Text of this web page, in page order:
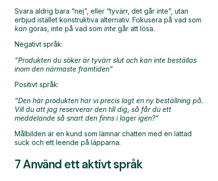
Svara aldrig bara “nej”, eller “tyvärr, det går inte”, utan
erbjud istället konstruktiva alternativ. Fokusera på vad som
kan göras, inte på vad som inte går att lösa.
Negativt språk:
”Produkten du söker är tyvärr slut och kan inte beställas
inom den närmaste framtiden”
Positivt språk:
”Den här produkten har vi precis lagt en ny beställning på.
Vill du att jag reserverar den till dig, så får du ett
meddelande så snart den finns i lager igen?”
Målbilden är en kund som lämnar chatten med en lättad
suck och ett leende på läpparna.
7 Använd ett aktivt språk